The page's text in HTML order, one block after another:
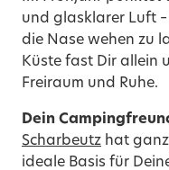
und glasklarer Luft
die Nase wehen zu
Küste fast Dir allein
Freiraum und Ruhe.
Dein
Scharbeutz hat
ideale Basis für